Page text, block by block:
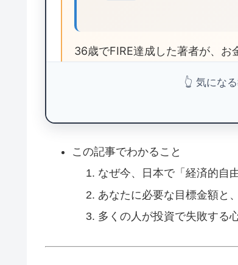
36歳でFIRE達成した著者が、お
👆 気にな
この記事でわかること
なぜ今、日本で「経済的自
あなたに必要な目標金額と
多くの人が投資で失敗する